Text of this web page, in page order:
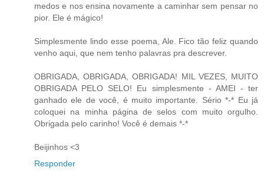
medos e nos ensina novamente a caminhar sem pensar no
pior. Ele é mágico!
Simplesmente lindo esse poema, Ale. Fico tão feliz quando
venho aqui, que nem tenho palavras pra descrever.
OBRIGADA, OBRIGADA, OBRIGADA! MIL VEZES, MUITO
OBRIGADA PELO SELO! Eu simplesmente - AMEI - ter
ganhado ele de você, é muito importante. Sério *-* Eu já
coloquei na minha página de selos com muito orgulho.
Obrigada pelo carinho! Você é demais *-*
Beijinhos <3
Responder